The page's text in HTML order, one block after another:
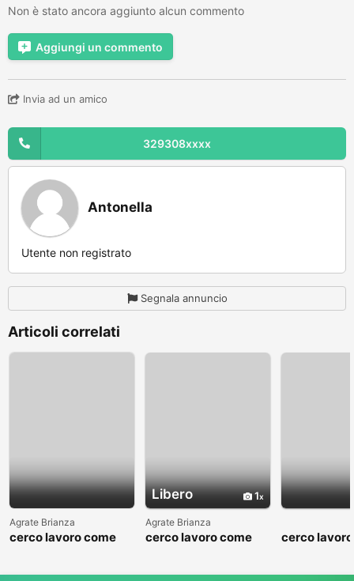
Non è stato ancora aggiunto alcun commento
Aggiungi un commento
Invia ad un amico
329308xxxx
Antonella
Utente non registrato
Segnala annuncio
Articoli correlati
Agrate Brianza
cerco lavoro come
Libero 1
Agrate Brianza
cerco lavoro come
cerco